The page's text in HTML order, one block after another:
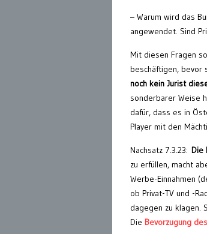
– Warum wird das
angewendet. Sind
Mit diesen Fragen
beschäftigen, bevor
noch kein Jurist
sonderbarer Weise
dafür, dass es in
Player mit den
Nachsatz 7.3.23: Die
zu erfüllen, macht
Werbe-Einnahmen
ob Privat-TV und -
dagegen zu klagen.
Die Bevorzugung